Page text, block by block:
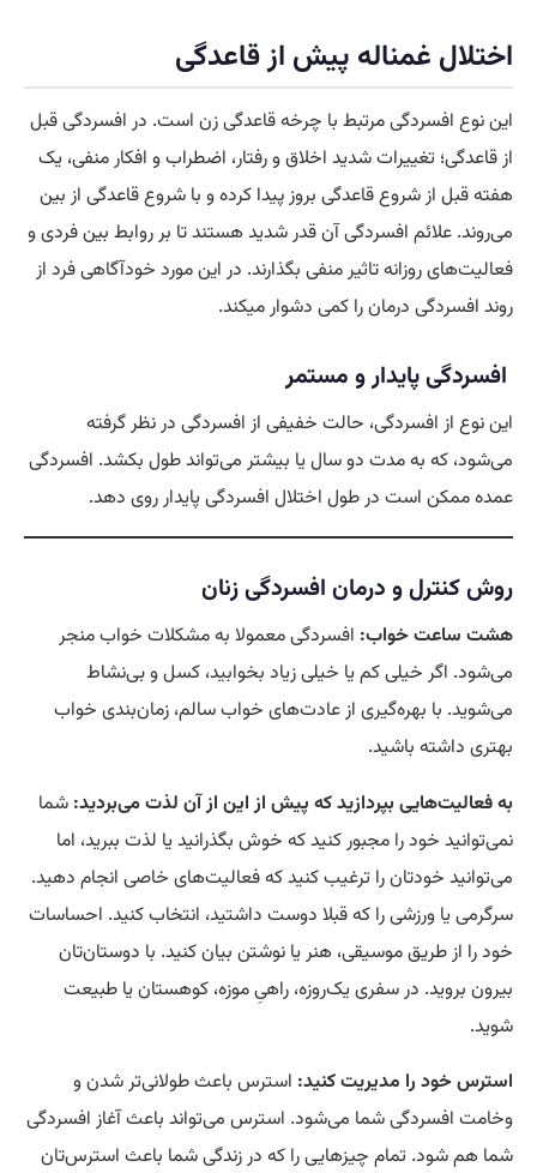
اختلال غمناله پیش از قاعدگی
این نوع افسردگی مرتبط با چرخه قاعدگی زن است. در افسردگی قبل
از قاعدگی؛ تغییرات شدید اخلاق و رفتار، اضطراب و افکار منفی، یک
هفته قبل از شروع قاعدگی بروز پیدا کرده و با شروع قاعدگی از بین
می‌روند. علائم افسردگی آن قدر شدید هستند تا بر روابط بین فردی و
فعالیت‌های روزانه تاثیر منفی بگذارند. در این مورد خودآگاهی فرد از
روند افسردگی درمان را کمی دشوار میکند.
افسردگی پایدار و مستمر
این نوع از افسردگی، حالت خفیفی از افسردگی در نظر گرفته
می‌شود، که به مدت دو سال یا بیشتر می‌تواند طول بکشد. افسردگی
عمده ممکن است در طول اختلال افسردگی پایدار روی دهد.
روش کنترل و درمان افسردگی زنان
هشت ساعت خواب: افسردگی معمولا به مشکلات خواب منجر
می‌شود. اگر خیلی کم یا خیلی زیاد بخوابید، کسل و بی‌نشاط
می‌شوید. با بهره‌گیری از عادت‌های خواب سالم، زمان‌بندی خواب
بهتری داشته باشید.
به فعالیت‌هایی بپردازید که پیش از این از آن لذت می‌بردید: شما
نمی‌توانید خود را مجبور کنید که خوش بگذرانید یا لذت ببرید، اما
می‌توانید خودتان را ترغیب کنید که فعالیت‌های خاصی انجام دهید.
سرگرمی یا ورزشی را که قبلا دوست داشتید، انتخاب کنید. احساسات
خود را از طریق موسیقی، هنر یا نوشتن بیان کنید. با دوستان‌تان
بیرون بروید. در سفری یک‌روزه، راهیِ موزه، کوهستان یا طبیعت
شوید.
استرس خود را مدیریت کنید: استرس باعث طولانی‌تر شدن و
وخامت افسردگی شما می‌شود. استرس می‌تواند باعث آغاز افسردگی
شما هم شود. تمام چیزهایی را که در زندگی‌ شما باعث استرس‌تان